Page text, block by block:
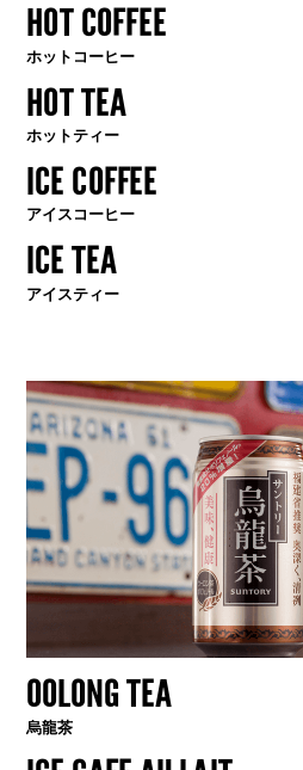
HOT COFFEE
ホットコーヒー
HOT TEA
ホットティー
ICE COFFEE
アイスコーヒー
ICE TEA
アイスティー
OOLONG TEA
烏龍茶